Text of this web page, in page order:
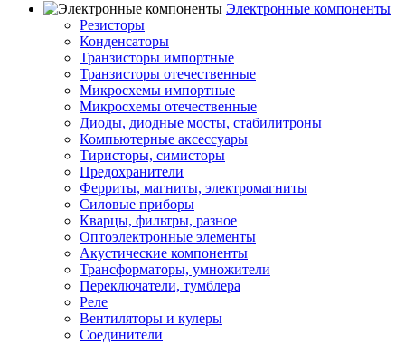
Электронные компоненты
Резисторы
Конденсаторы
Транзисторы импортные
Транзисторы отечественные
Микросхемы импортные
Микросхемы отечественные
Диоды, диодные мосты, стабилитроны
Компьютерные аксессуары
Тиристоры, симисторы
Предохранители
Ферриты, магниты, электромагниты
Силовые приборы
Кварцы, фильтры, разное
Оптоэлектронные элементы
Акустические компоненты
Трансформаторы, умножители
Переключатели, тумблера
Реле
Вентиляторы и кулеры
Соединители